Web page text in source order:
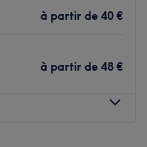
à partir de 40 €
à partir de 48 €